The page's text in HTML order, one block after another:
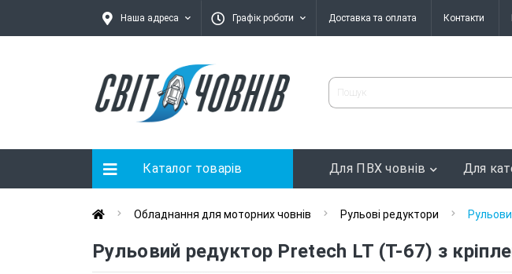
Наша адреса Графік роботи Доставка та оплата Контакти
Каталог товарів Для ПВХ човнів Для
Обладнання для моторних човнів Рульові редуктори
Рульовий редуктор Pretech LT (T-67) з